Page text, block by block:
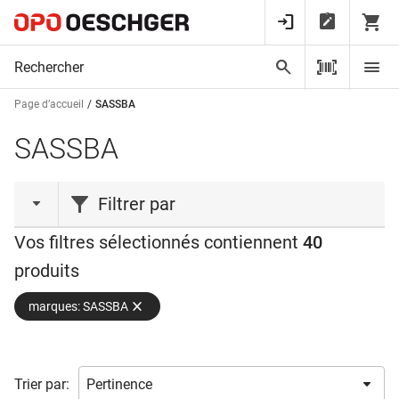
Page d’accueil SASSBA
SASSBA
Filtrer par
type de produit
Bande (20)
Douille (6)
Insert (1)
Mèche (1)
Vos filtres sélectionnés contiennent 40
produits
marques: SASSBA
Trier par: